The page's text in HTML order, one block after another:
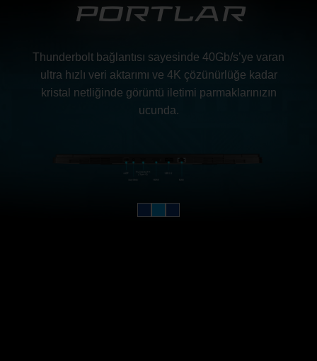
PORTLAR
Thunderbolt bağlantısı sayesinde 40Gb/s’ye varan
ultra hızlı veri aktarımı ve 4K çözünürlüğe kadar
kristal netliğinde görüntü iletimi parmaklarınızın
ucunda.